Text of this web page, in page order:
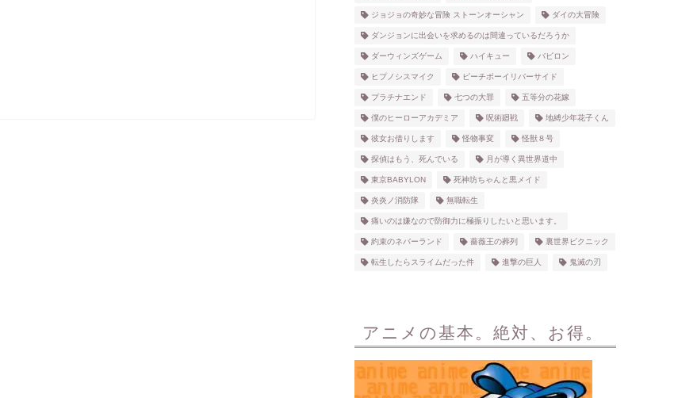
ジョジョの奇妙な冒険 ストーンオーシャン ダイの大冒険
ダンジョンに出会いを求めるのは間違っているだろうか
ダーウィンズゲーム ハイキュー バビロン
ヒプノシスマイク ピーチボーイリバーサイド
プラチナエンド 七つの大罪 五等分の花嫁
僕のヒーローアカデミア 呪術廻戦 地縛少年花子くん
彼女お借りします 怪物事変 怪獣８号
探偵はもう、死んでいる 月が導く異世界道中
東京BABYLON 死神坊ちゃんと黒メイド
炎炎ノ消防隊 無職転生
痛いのは嫌なので防御力に極振りしたいと思います。
約束のネバーランド 薔薇王の葬列 裏世界ピクニック
転生したらスライムだった件 進撃の巨人 鬼滅の刃
アニメの基本。絶対、お得。